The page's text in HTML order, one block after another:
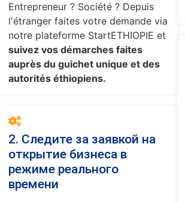
Entrepreneur ? Société ? Depuis
l'étranger faites votre demande via
notre plateforme StartETHIOPIE et
suivez vos démarches faites
auprès du guichet unique et des
autorités éthiopiens.
2. Следите за заявкой на
открытие бизнеса в
режиме реального
времени